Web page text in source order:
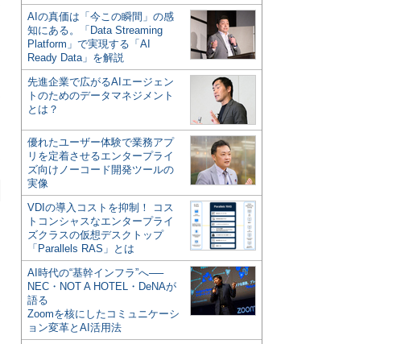
AIの真価は「今この瞬間」の感
知にある。「Data Streaming
Platform」で実現する「AI
Ready Data」を解説
先進企業で広がるAIエージェン
トのためのデータマネジメント
とは？
優れたユーザー体験で業務アプ
リを定着させるエンタープライ
ズ向けノーコード開発ツールの
実像
VDIの導入コストを抑制！ コス
トコンシャスなエンタープライ
ズクラスの仮想デスクトップ
「Parallels RAS」とは
AI時代の“基幹インフラ”へ──
NEC・NOT A HOTEL・DeNAが
語る
Zoomを核にしたコミュニケーシ
ョン変革とAI活用法